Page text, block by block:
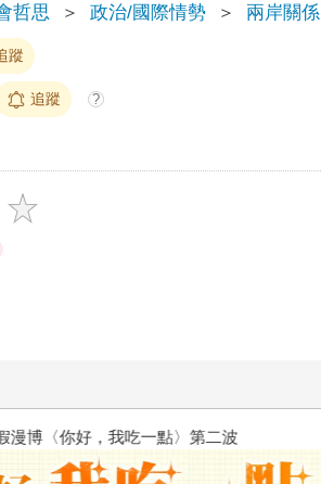
哲思 ＞ 政治/國際情勢 ＞ 兩岸關係
蹤
追蹤 ?
漫博〈你好，我吃一點〉第二波